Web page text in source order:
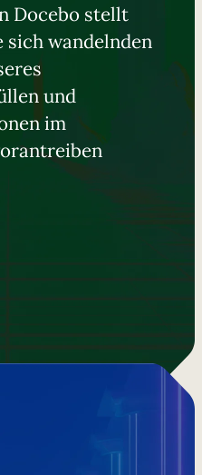
Docebo stellt
sich wandelnden
und
im